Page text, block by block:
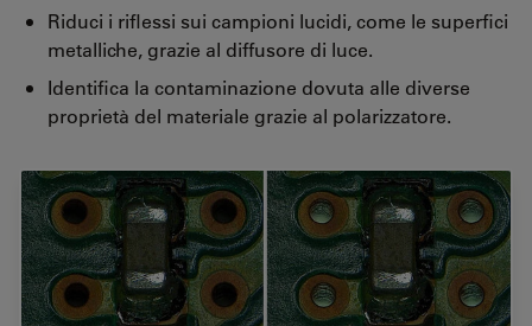
Riduci i riflessi sui campioni lucidi, come le superfici
metalliche, grazie al diffusore di luce.
Identifica la contaminazione dovuta alle diverse
proprietà del materiale grazie al polarizzatore.